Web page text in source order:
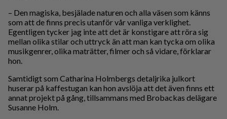
– Den magiska, besjälade naturen och alla väsen som känns
som att de finns precis utanför vår vanliga verklighet.
Egentligen tycker jag inte att det är konstigare att röra sig
mellan olika stilar och uttryck än att man kan tycka om olika
musikgenrer, olika maträtter, filmer och så vidare, förklarar
hon.
Samtidigt som Catharina Holmbergs detaljrika julkort
huserar på kaffestugan kan hon avslöja att det även finns ett
annat projekt på gång, tillsammans med Brobackas delägare
Susanne Holm.